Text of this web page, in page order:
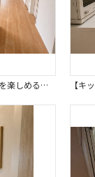
【キッチン】 ご家族との会話を楽しめる対面キッチンは、家事負担も軽減されます。※画像はイメージです。 毎日のお料理がもっと楽しくなり、家族との時間も増えるでしょう。